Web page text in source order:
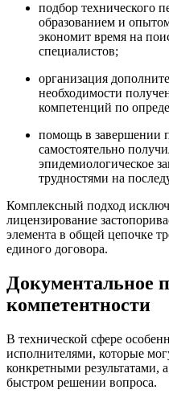
подбор технического
образованием и
экономит время на
специалистов;
организация
необходимости
компетенций по
помощь в завершении
самостоятельно
эпидемиологическое
трудностями на
Комплексный подход
лицензирование
элемента в общей цепочке
единого договора.
Документальное
компетентности
В технической сфере
исполнителями, которые
конкретными
быстром решении вопроса.